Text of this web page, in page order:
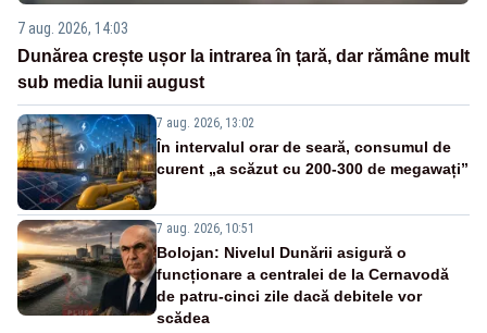
7 aug. 2026, 14:03
Dunărea crește ușor la intrarea în țară, dar rămâne mult
sub media lunii august
7 aug. 2026, 13:02
În intervalul orar de seară, consumul de
curent „a scăzut cu 200-300 de megawați”
7 aug. 2026, 10:51
Bolojan: Nivelul Dunării asigură o
funcționare a centralei de la Cernavodă
de patru-cinci zile dacă debitele vor
scădea